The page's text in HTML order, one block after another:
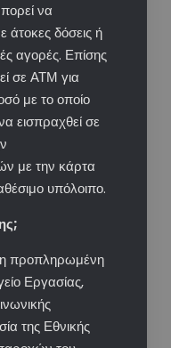
να
άτοκες δόσεις ή
αγορές​​. Επίσης
σε ΑΤΜ για
με το οποίο
εισπραχθεί σε
με την κάρτα
υπόλοιπο.​
η προπληρωμένη
Εργασίας,
της Εθνικής